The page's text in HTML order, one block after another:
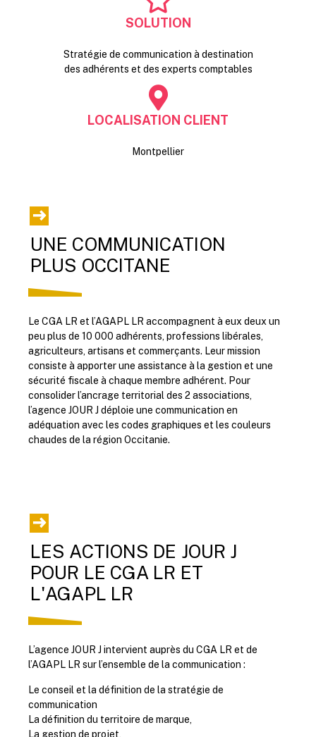
SOLUTION
Stratégie de communication à destination
des adhérents et des experts comptables
LOCALISATION CLIENT
Montpellier
UNE COMMUNICATION
PLUS OCCITANE
Le CGA LR et l’AGAPL LR accompagnent à eux deux un
peu plus de 10 000 adhérents, professions libérales,
agriculteurs, artisans et commerçants. Leur mission
consiste à apporter une assistance à la gestion et une
sécurité fiscale à chaque membre adhérent. Pour
consolider l’ancrage territorial des 2 associations,
l’agence JOUR J déploie une communication en
adéquation avec les codes graphiques et les couleurs
chaudes de la région Occitanie.
LES ACTIONS DE JOUR J
POUR LE CGA LR ET
L'AGAPL LR
L’agence JOUR J intervient auprès du CGA LR et de
l’AGAPL LR sur l’ensemble de la communication :
Le conseil et la définition de la stratégie de
communication
La définition du territoire de marque,
La gestion de projet,